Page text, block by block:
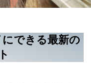
できる最新の